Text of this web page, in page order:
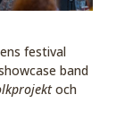
festival
band
och